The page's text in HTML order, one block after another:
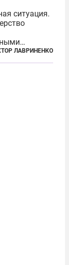
ситуация.
с целью
ЛАВРИНЕНКО